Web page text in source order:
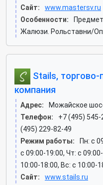
Сайт:
www.mastersv.ru
Особенности:
Жалюзи. Рольставни/
Stails, торгово-
компания
Адрес:
Можайское
Телефон:
+7 (495)
(495) 229-82-49
Режим работы:
Пн: c
c 09:00-19:00, Чт: c
10:00-18:00, Вс: c 10:00-
Сайт:
www.stails.ru